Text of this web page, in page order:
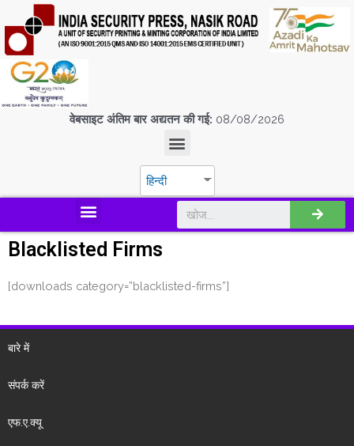
वेबसाइट अंतिम बार अद्यतन की गई: 08/08/2026
हिन्दी
Blacklisted Firms
[downloads category=”blacklisted-firms”]
बारे में
संपर्क करें
एफ.ए.क्यू